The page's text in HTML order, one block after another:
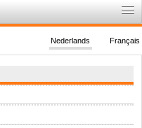
Français
Nederlands